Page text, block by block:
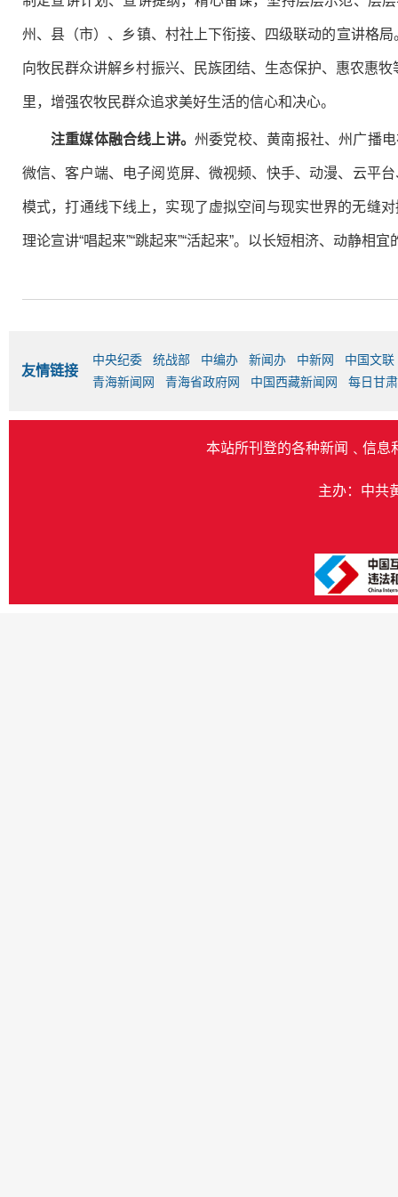
州、县（市）、乡镇、村社上下衔接、四级联动的宣讲格局
向牧民群众讲解乡村振兴、民族团结、生态保护、惠农惠
里，增强农牧民群众追求美好生活的信心和决心。
注重媒体融合线上讲。州委党校、黄南报社、州广播
微信、客户端、电子阅览屏、微视频、快手、动漫、云平
模式，打通线下线上，实现了虚拟空间与现实世界的无缝
理论宣讲“唱起来”“跳起来”“活起来”。以长短相济、动静
友情链接
中央纪委 统战部 中编办 新闻办 中新网
中国文联
青海新闻网
青海省政府网 中国西藏新闻网 每日甘
本站所刊登的各种新闻﹑信息
主办：中共